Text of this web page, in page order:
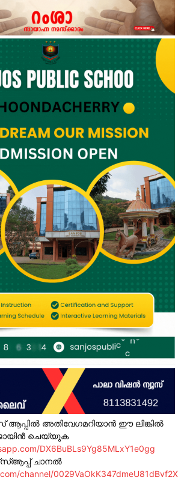
ആപ്പിൽ അതിവേഗമറിയാൻ ഈ ലിങ്കിൽ
ചെയ്യുക
DX6BuBLs9Yg85MLxY1e0gg
ചാനൽ
channel/0029VaOkK347dmeU81dBvf2X